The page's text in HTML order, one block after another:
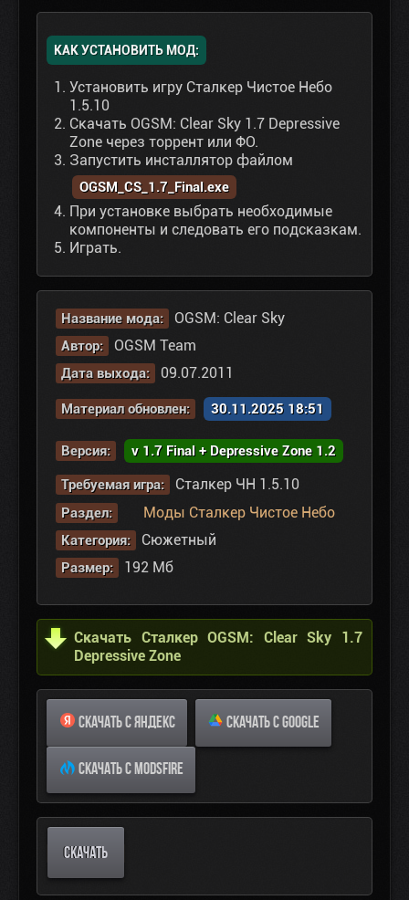
КАК УСТАНОВИТЬ МОД:
Установить игру Сталкер Чистое Небо
1.5.10
Скачать OGSM: Clear Sky 1.7 Depressive
Zone через торрент или ФО.
Запустить инсталлятор файлом
OGSM_CS_1.7_Final.exe
При установке выбрать необходимые
компоненты и следовать его подсказкам.
Играть.
Название мода: OGSM: Clear Sky
Автор: OGSM Team
Дата выхода: 09.07.2011
Материал обновлен: 30.11.2025 18:51
Версия: v 1.7 Final + Depressive Zone 1.2
Требуемая игра: Сталкер ЧН 1.5.10
Раздел: Моды Сталкер Чистое Небо
Категория: Сюжетный
Размер: 192 Мб
Скачать Сталкер OGSM: Clear Sky 1.7
Depressive Zone
СКАЧАТЬ С ЯНДЕКС СКАЧАТЬ С GOOGLE
СКАЧАТЬ С MODSFIRE
СКАЧАТЬ